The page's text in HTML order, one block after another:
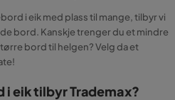
i eik med plass til mange, tilbyr vi
bord. Kanskje trenger du et mindre
bord til helgen? Velg da et
i eik tilbyr Trademax?